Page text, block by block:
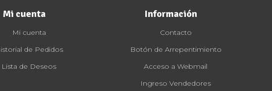
Mi cuenta
Mi cuenta
de Pedidos
Lista de Deseos
Información
Contacto
Botón de Arrepentimiento
Acceso a Webmail
Ingreso Vendedores